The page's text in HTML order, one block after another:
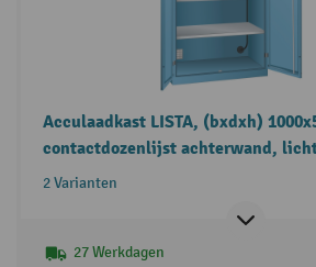
Acculaadkast LISTA, (bxdxh)
contactdozenlijst achterwand,
2 Varianten
27 Werkdagen